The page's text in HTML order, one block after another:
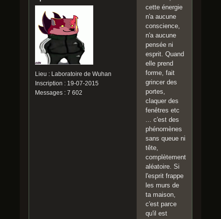
Lieu : Laboratoire de Wuhan
Inscription : 19-07-2015
Messages : 7 602
cette énergie
n'a aucune
conscience,
n'a aucune
pensée ni
esprit. Quand
elle prend
forme, fait
grincer des
portes,
claquer des
fenêtres etc
... c'est des
phénomènes
sans queue ni
tête,
complètement
aléatoire. Si
l'esprit frappe
les murs de
ta maison,
c'est parce
qu'il est